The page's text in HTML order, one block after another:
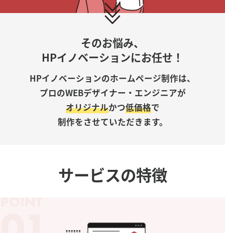
そのお悩み、
HPイノベーションにお任せ！
HPイノベーションのホームページ制作は、
プロのWEBデザイナー・エンジニアが
オリジナルかつ低価格で
制作をさせていただきます。
サービスの特徴